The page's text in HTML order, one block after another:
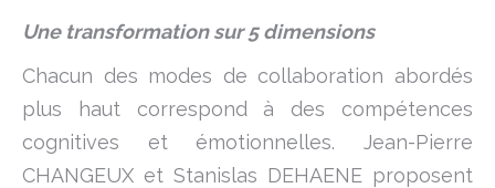
Une transformation sur 5 dimensions
Chacun des modes de collaboration abordés
plus haut correspond à des compétences
cognitives et émotionnelles. Jean-Pierre
CHANGEUX et Stanislas DEHAENE proposent